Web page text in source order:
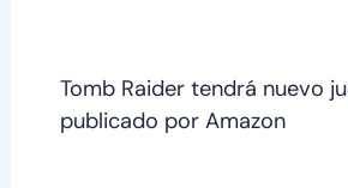
Tomb Raider tendrá nuevo
publicado por Amazon